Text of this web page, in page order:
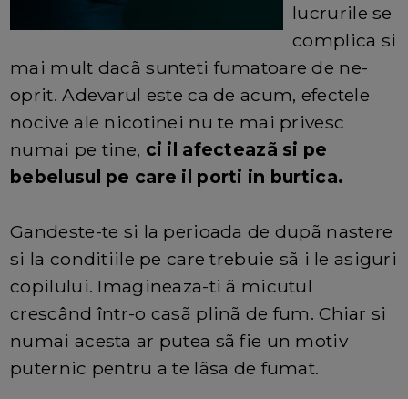
lucrurile se
complica si
mai mult dacã sunteti fumatoare de ne-
oprit. Adevarul este ca de acum, efectele
nocive ale nicotinei nu te mai privesc
numai pe tine, ci il afecteazã si pe
bebelusul pe care il porti in burtica.
Gandeste-te si la perioada de dupã nastere
si la conditiile pe care trebuie sã i le asiguri
copilului. Imagineaza-ti ã micutul
crescând într-o casã plinã de fum. Chiar si
numai acesta ar putea sã fie un motiv
puternic pentru a te lãsa de fumat.